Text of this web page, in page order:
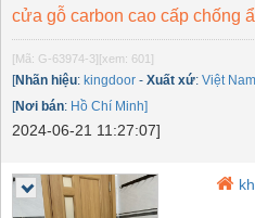
cửa gỗ carbon cao cấp chống
[Mã: G-63974-3] [xem: 601]
[Nhãn hiệu: kingdoor - Xuất xứ: Việt
[Nơi bán: Hồ Chí Minh]
2024-06-21 11:27:07]